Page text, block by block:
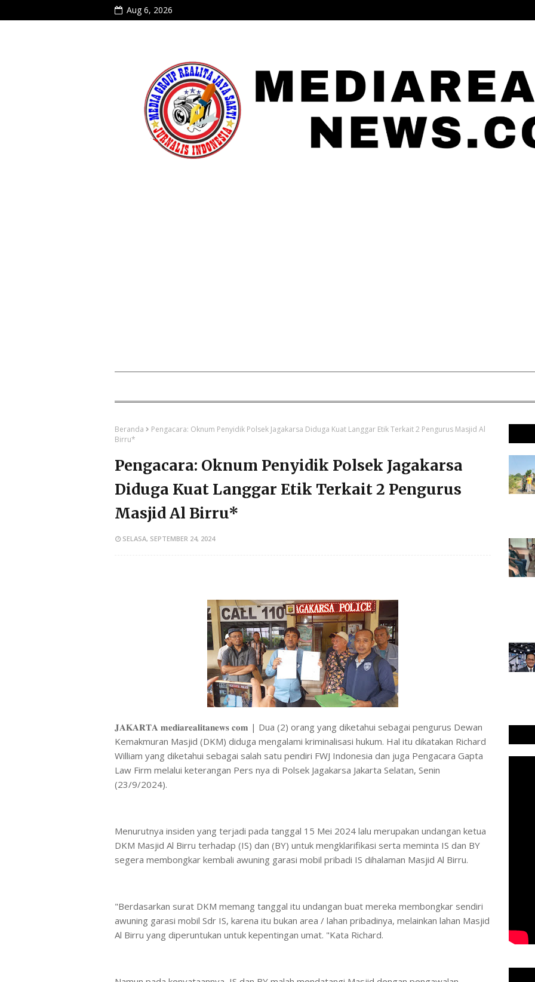
Aug 6, 2026
Beranda
Pengacara: Oknum Penyidik Polsek Jagakarsa Diduga Kuat Langgar Etik Terkait 2 Pengurus Masjid Al
Birru*
Pengacara: Oknum Penyidik Polsek Jagakarsa
Diduga Kuat Langgar Etik Terkait 2 Pengurus
Masjid Al Birru*
SELASA, SEPTEMBER 24, 2024
𝐉𝐀𝐊𝐀𝐑𝐓𝐀 𝐦𝐞𝐝𝐢𝐚𝐫𝐞𝐚𝐥𝐢𝐭𝐚𝐧𝐞𝐰𝐬 𝐜𝐨𝐦 | Dua (2) orang yang diketahui sebagai pengurus Dewan
Kemakmuran Masjid (DKM) diduga mengalami kriminalisasi hukum. Hal itu dikatakan Richard
William yang diketahui sebagai salah satu pendiri FWJ Indonesia dan juga Pengacara Gapta
Law Firm melalui keterangan Pers nya di Polsek Jagakarsa Jakarta Selatan, Senin
(23/9/2024).
Menurutnya insiden yang terjadi pada tanggal 15 Mei 2024 lalu merupakan undangan ketua
DKM Masjid Al Birru terhadap (IS) dan (BY) untuk mengklarifikasi serta meminta IS dan BY
segera membongkar kembali awuning garasi mobil pribadi IS dihalaman Masjid Al Birru.
"Berdasarkan surat DKM memang tanggal itu undangan buat mereka membongkar sendiri
awuning garasi mobil Sdr IS, karena itu bukan area / lahan pribadinya, melainkan lahan Masjid
Al Birru yang diperuntukan untuk kepentingan umat. "Kata Richard.